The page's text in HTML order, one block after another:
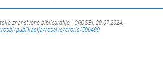
znanstvene bibliografije - CROSBI, 20.07.2024.,
publikacija/resolve/croris/506499